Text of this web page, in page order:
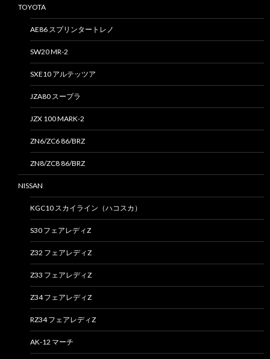
TOYOTA
AE86 スプリンタートレノ
SW20 MR-2
SXE10 アルテッツア
JZA80 スープラ
JZX 100 MARK-2
ZN6/ZC6 86/BRZ
ZN8/ZC8 86/BRZ
NISSAN
KGC10 スカイライン（ハコスカ）
S30 フェアレディZ
Z32 フェアレディZ
Z33 フェアレディZ
Z34 フェアレディZ
RZ34 フェアレディZ
AK-12 マーチ